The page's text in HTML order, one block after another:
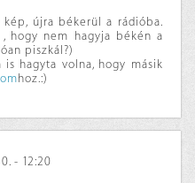
újra békerül a rádióba.
hogy nem hagyja békén a
piszkál?)
hagyta volna, hogy másik
hoz.:)
- 12:20